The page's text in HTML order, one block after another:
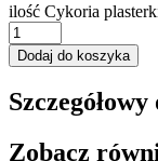
ilość Cykoria
Dodaj do koszyka
Zobacz